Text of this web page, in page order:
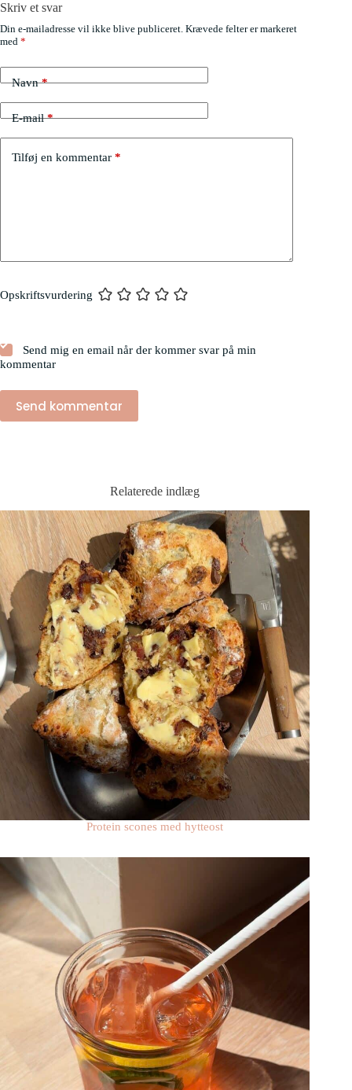
Skriv et svar
Din e-mailadresse vil ikke blive publiceret. Krævede felter er markeret
med *
Navn*
E-mail*
Tilføj en kommentar *
Opskriftsvurdering
Send mig en email når der kommer svar på min
kommentar
Send kommentar
Relaterede indlæg
Protein scones med hytteost